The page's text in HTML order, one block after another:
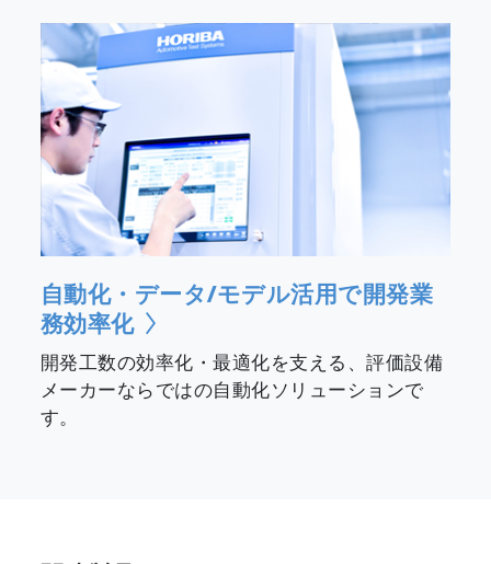
自動化・データ/モデル活用で開発業
務効率化
開発工数の効率化・最適化を支える、評価設備
メーカーならではの自動化ソリューションで
す。